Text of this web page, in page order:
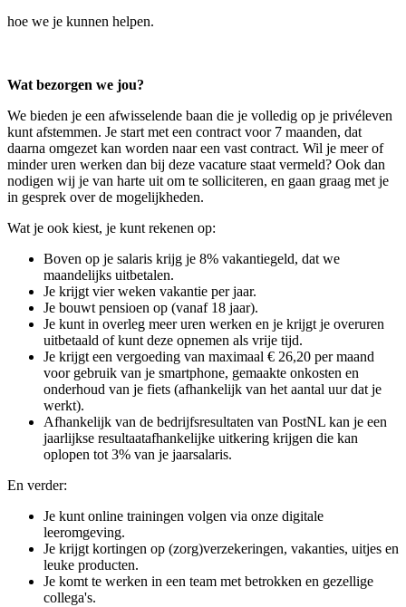
hoe we je kunnen helpen.
Wat bezorgen we jou?
We bieden je een afwisselende baan die je volledig op je privéleven
kunt afstemmen. Je start met een contract voor 7 maanden, dat
daarna omgezet kan worden naar een vast contract. Wil je meer of
minder uren werken dan bij deze vacature staat vermeld? Ook dan
nodigen wij je van harte uit om te solliciteren, en gaan graag met je
in gesprek over de mogelijkheden.
Wat je ook kiest, je kunt rekenen op:
Boven op je salaris krijg je 8% vakantiegeld, dat we
maandelijks uitbetalen.
Je krijgt vier weken vakantie per jaar.
Je bouwt pensioen op (vanaf 18 jaar).
Je kunt in overleg meer uren werken en je krijgt je overuren
uitbetaald of kunt deze opnemen als vrije tijd.
Je krijgt een vergoeding van maximaal € 26,20 per maand
voor gebruik van je smartphone, gemaakte onkosten en
onderhoud van je fiets (afhankelijk van het aantal uur dat je
werkt).
Afhankelijk van de bedrijfsresultaten van PostNL kan je een
jaarlijkse resultaatafhankelijke uitkering krijgen die kan
oplopen tot 3% van je jaarsalaris.
En verder:
Je kunt online trainingen volgen via onze digitale
leeromgeving.
Je krijgt kortingen op (zorg)verzekeringen, vakanties, uitjes en
leuke producten.
Je komt te werken in een team met betrokken en gezellige
collega's.